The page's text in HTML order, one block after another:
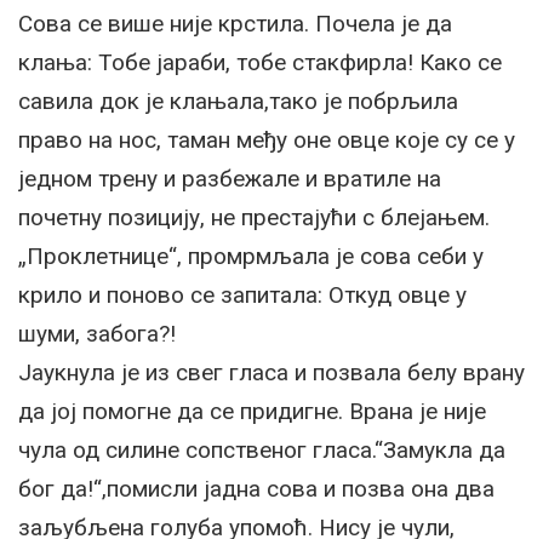
Сова се више није крстила. Почела је да
клања: Тобе јараби, тобе стакфирла! Како се
савила док је клањала,тако је побрљила
право на нос, таман међу оне овце које су се у
једном трену и разбежале и вратиле на
почетну позицију, не престајући с блејањем.
„Проклетнице“, промрмљала је сова себи у
крило и поново се запитала: Откуд овце у
шуми, забога?!
Јаукнула је из свег гласа и позвала белу врану
да јој помогне да се придигне. Врана је није
чула од силине сопственог гласа.“Замукла да
бог да!“,помисли јадна сова и позва она два
заљубљена голуба упомоћ. Нису је чули,